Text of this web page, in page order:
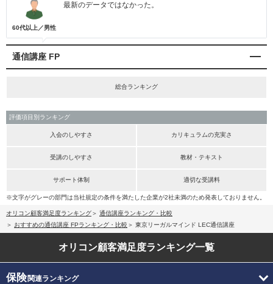
60代以上／男性
最新のデータではなかった。
通信講座 FP
総合ランキング
評価項目別ランキング
入会のしやすさ カリキュラムの充実さ
受講のしやすさ 教材・テキスト
サポート体制 適切な受講料
※文字がグレーの部門は当社規定の条件を満たした企業が2社未満のため発表しておりません。
オリコン顧客満足度ランキング
通信講座ランキング・比較
おすすめの通信講座 FPランキング・比較
東京リーガルマインド LEC通信講座
オリコン顧客満足度ランキング一覧
保険関連ランキング